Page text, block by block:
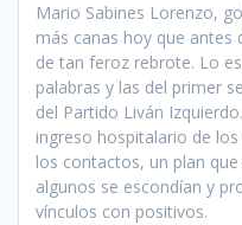
Mario Sabines Lorenzo,
más canas hoy que antes
de tan feroz rebrote. Lo
palabras y las del pri­mer
del Partido Liván
ingreso hospitalario de
los contactos, un plan
algunos se escondían y
vínculos con positivos.